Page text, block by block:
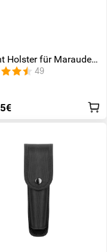
Holster für Marauder
49